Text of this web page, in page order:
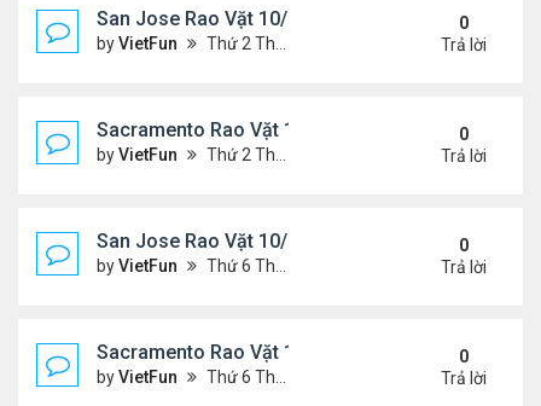
San Jose Rao Vặt 10/15/21- 10/22/21
byVietFun Thứ 2 Tháng 10 18, 2021 9:32 pm
0
Trả lời
Sacramento Rao Vặt 10/15/21- 10/22/21
byVietFun Thứ 2 Tháng 10 18, 2021 9:26 pm
0
Trả lời
San Jose Rao Vặt 10/8/21- 10/15/21
byVietFun Thứ 6 Tháng 10 08, 2021 11:27 pm
0
Trả lời
Sacramento Rao Vặt 10/8/21- 10/15/21
byVietFun Thứ 6 Tháng 10 08, 2021 11:20 pm
0
Trả lời